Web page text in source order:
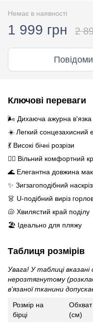
Немає в наявності
1 999 грн 2
Ключові переваги
🌬️ Дихаюча ажурна в'язка
☀️ Легкий сонцезахисний
💃 Високі бічні розрізи
🧘‍♀️ Вільний комфортний
🌊 Елегантна довжина
✨ Зигзагоподібний
👗 U-подібний виріз
🐚 Хвилястий край поділу
🏖️ Ідеально для пляжу
Таблиця розмірів
Увага! У таблиці
нерозтягнутому
в'язаної тканини
Розмір на
бірці
Обхват
(см)